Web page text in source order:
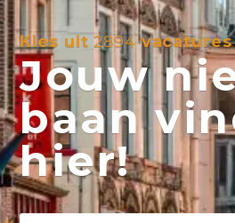
Kies uit2894vacatures
Jouw
baan
hier!